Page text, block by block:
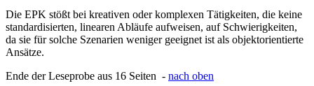
Die EPK stößt bei kreativen oder komplexen Tätigkeiten, die keine
standardisierten, linearen Abläufe aufweisen, auf Schwierigkeiten,
da sie für solche Szenarien weniger geeignet ist als objektorientierte
Ansätze.
Ende der Leseprobe aus 16 Seiten - nach oben